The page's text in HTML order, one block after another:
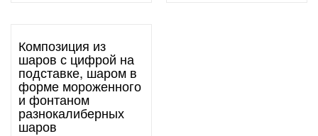
Композиция из
шаров с цифрой на
подставке, шаром в
форме мороженного
и фонтаном
разнокалиберных
шаров